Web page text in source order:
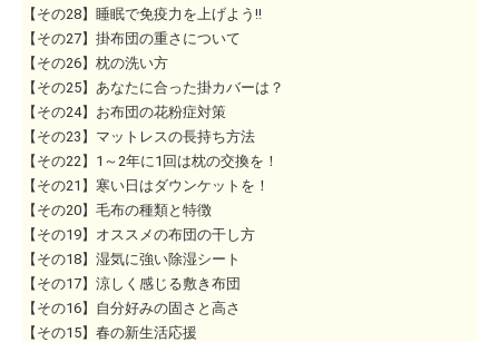
【その28】睡眠で免疫力を上げよう!!
【その27】掛布団の重さについて
【その26】枕の洗い方
【その25】あなたに合った掛カバーは？
【その24】お布団の花粉症対策
【その23】マットレスの長持ち方法
【その22】1～2年に1回は枕の交換を！
【その21】寒い日はダウンケットを！
【その20】毛布の種類と特徴
【その19】オススメの布団の干し方
【その18】湿気に強い除湿シート
【その17】涼しく感じる敷き布団
【その16】自分好みの固さと高さ
【その15】春の新生活応援